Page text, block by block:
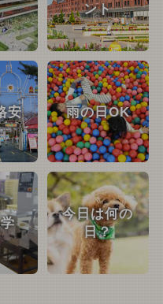
ント
安 雨の日OK
今日は何の
日？